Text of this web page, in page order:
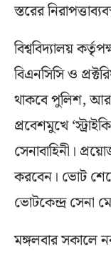
স্তরের
বিশ্ববিদ্যালয়
বিএনসিসি ও
থাকবে পুলিশ, আর
প্রবেশমুখে
সেনাবাহিনী।
করবেন। ভোট
ভোটকেন্দ্র সেনা
মঙ্গলবার সকালে